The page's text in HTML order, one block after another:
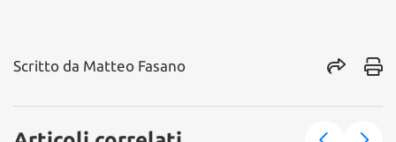
Scritto da Matteo Fasano